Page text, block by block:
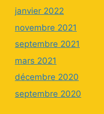
janvier 2022
novembre 2021
septembre 2021
mars 2021
décembre 2020
septembre 2020